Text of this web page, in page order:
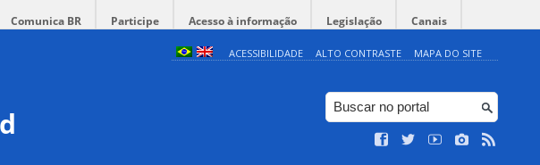
Comunica BR Participe Acesso à informação Legislação Canais
ACESSIBILIDADE ALTO CONTRASTE MAPA DO SITE